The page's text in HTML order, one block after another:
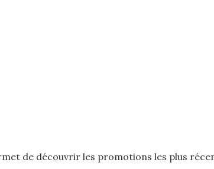
de découvrir les promotions les plus